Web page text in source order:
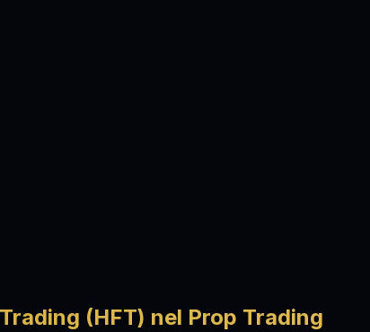
(HFT) nel Prop Trading